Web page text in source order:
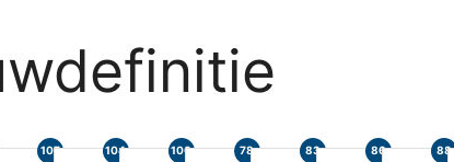
107 104 100 78 83 86 88